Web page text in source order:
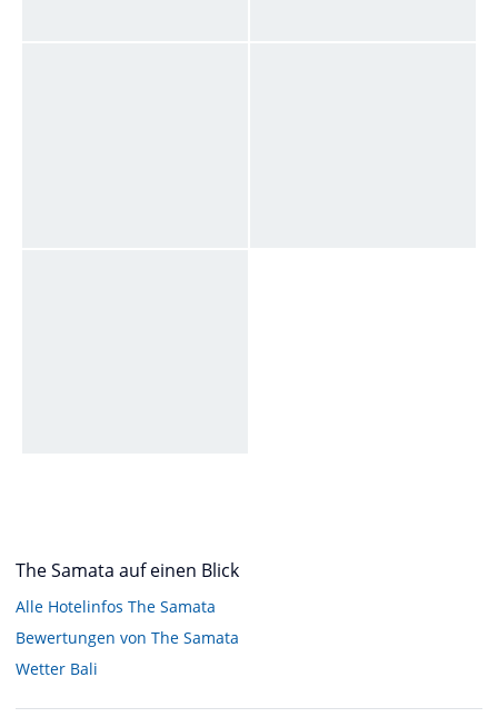
The Samata auf einen Blick
Alle Hotelinfos The Samata
Bewertungen von The Samata
Wetter Bali